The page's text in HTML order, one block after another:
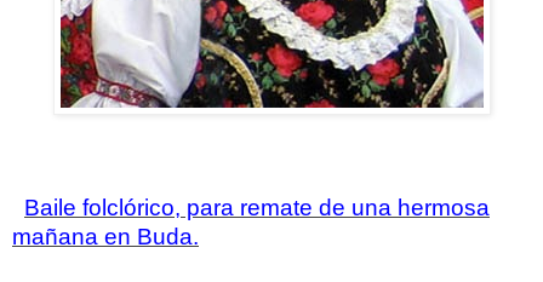
Baile folclórico, para remate de una hermosa
mañana en Buda.